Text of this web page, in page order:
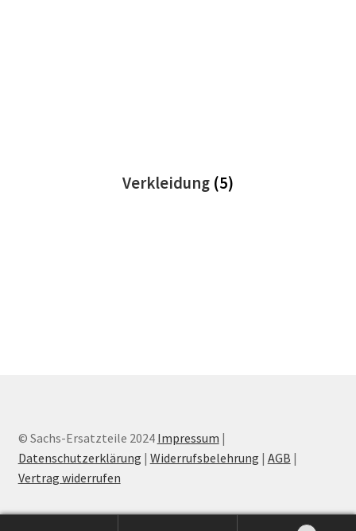
Verkleidung (5)
© Sachs-Ersatzteile 2024 Impressum |
Datenschutzerklärung | Widerrufsbelehrung | AGB |
Vertrag widerrufen